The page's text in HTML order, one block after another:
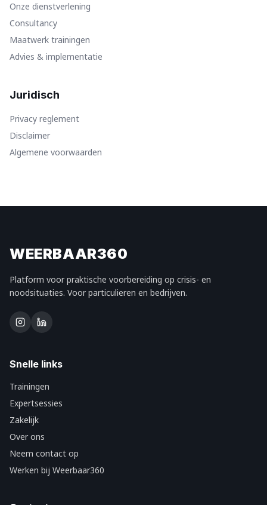
Onze dienstverlening
Consultancy
Maatwerk trainingen
Advies & implementatie
Juridisch
Privacy reglement
Disclaimer
Algemene voorwaarden
WEERBAAR360
Platform voor praktische voorbereiding op crisis- en
noodsituaties. Voor particulieren en bedrijven.
Snelle links
Trainingen
Expertsessies
Zakelijk
Over ons
Neem contact op
Werken bij Weerbaar360